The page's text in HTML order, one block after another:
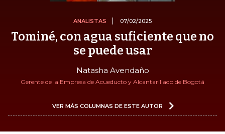
ANALISTAS 07/02/2025
Tominé, con agua suficiente que no
se puede usar
Natasha Avendaño
Gerente de la Empresa de Acueducto y Alcantarillado de Bogotá
VER MÁS COLUMNAS DE ESTE AUTOR